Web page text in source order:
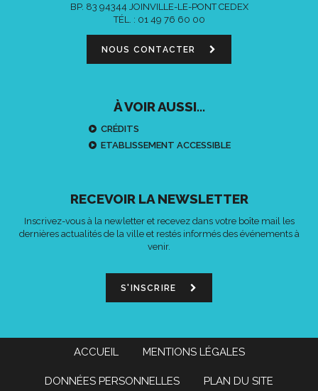
BP. 83 94344 JOINVILLE-LE-PONT CEDEX
TÉL. : 01 49 76 60 00
NOUS CONTACTER
À VOIR AUSSI...
CRÉDITS
ETABLISSEMENT ACCESSIBLE
RECEVOIR LA NEWSLETTER
Inscrivez-vous à la newletter et recevez dans votre boîte mail les
dernières actualités de la ville et restés informés des événements à
venir.
S'INSCRIRE
ACCUEIL MENTIONS LÉGALES
DONNÉES PERSONNELLES PLAN DU SITE